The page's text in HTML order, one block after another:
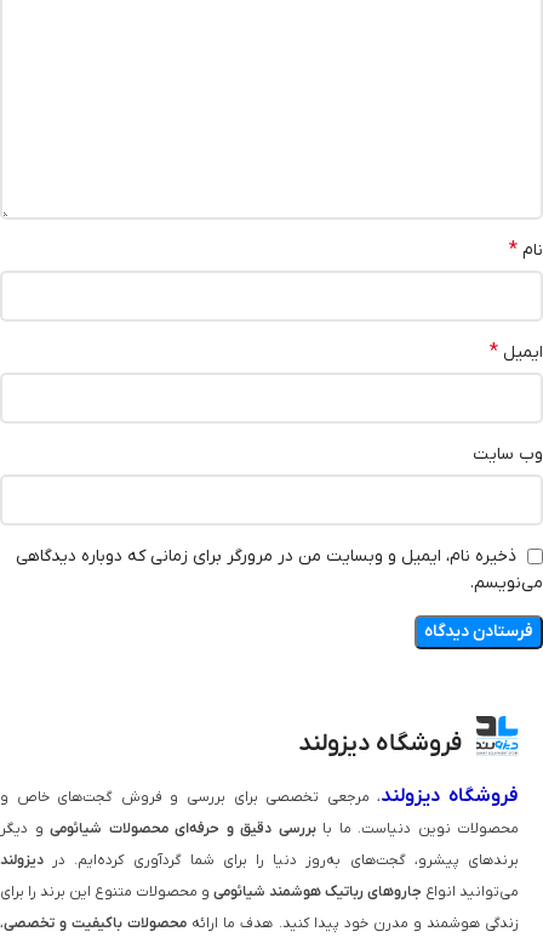
نام *
ایمیل *
وب‌ سایت
ذخیره نام، ایمیل و وبسایت من در مرورگر برای زمانی که دوباره دیدگاهی
می‌نویسم.
فروشگاه دیزولند
فروشگاه دیزولند، مرجعی تخصصی برای بررسی و فروش گجت‌های خاص و
محصولات نوین دنیاست. ما بابررسی دقیق و حرفه‌ای محصولات شیائومی و دیگر
برندهای پیشرو، گجت‌های به‌روز دنیا را برای شما گردآوری کرده‌ایم. در دیزولند
می‌توانید انواع جاروهای رباتیک هوشمند شیائومی و محصولات متنوع این برند را برای
زندگی هوشمند و مدرن خود پیدا کنید. هدف ما ارائه محصولات باکیفیت و تخصصی،